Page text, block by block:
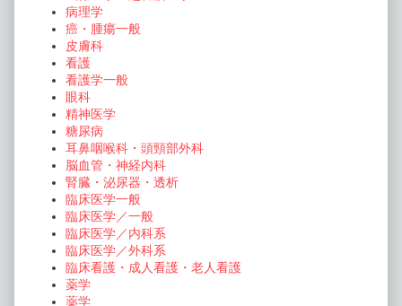
病理学
癌・腫瘍一般
皮膚科
看護
看護学一般
眼科
精神医学
糖尿病
耳鼻咽喉科・頭頸部外科
脳血管・神経内科
腎臓・泌尿器・透析
臨床医学一般
臨床医学／一般
臨床医学／内科系
臨床医学／外科系
臨床看護・成人看護・老人看護
薬学
薬学